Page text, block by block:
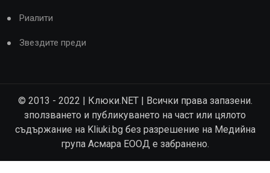
Риалити
Звездите преди
© 2013 - 2022 | Клюки.NET | Всички права запазени.
зползването и публикуването на част или цялото
съдържание на Kliuki.bg без разрешение на Медийна
група Асмара ЕООД е забранено.